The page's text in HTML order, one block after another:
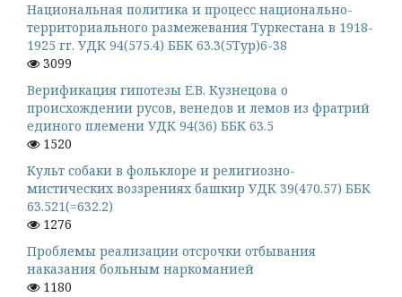
Национальная политика и процесс национально-
территориального размежевания Туркестана в 1918-
1925 гг. УДК 94(575.4) ББК 63.3(5Тур)6-38
3099
Верификация гипотезы Е.В. Кузнецова о
происхождении русов, венедов и лемов из фратрий
единого племени УДК 94(36) ББК 63.5
1520
Культ собаки в фольклоре и религиозно-
мистических воззрениях башкир УДК 39(470.57) ББК
63.521(=632.2)
1276
Проблемы реализации отсрочки отбывания
наказания больным наркоманией
1180